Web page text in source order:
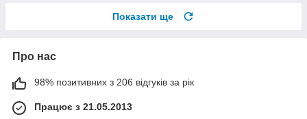
Показати ще
Про нас
98% позитивних з 206 відгуків за рік
Працює з 21.05.2013